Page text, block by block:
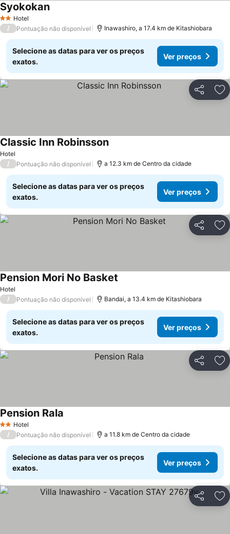
2 Estrelas
Hotel
Syokokan
/ Pontuação não disponível Inawashiro, a 17.4 km de Kitashiobara
Selecione as datas para ver os preços
exatos.
Ver preços
Partilhar
Hotel
Classic Inn Robinsson
/ Pontuação não disponível a 12.3 km de Centro da cidade
Selecione as datas para ver os preços
exatos.
Ver preços
Partilhar
Hotel
Pension Mori No Basket
/ Pontuação não disponível Bandai, a 13.4 km de Kitashiobara
Selecione as datas para ver os preços
exatos.
Ver preços
Partilhar
2 Estrelas
Hotel
Pension Rala
/ Pontuação não disponível a 11.8 km de Centro da cidade
Selecione as datas para ver os preços
exatos.
Ver preços
Partilhar